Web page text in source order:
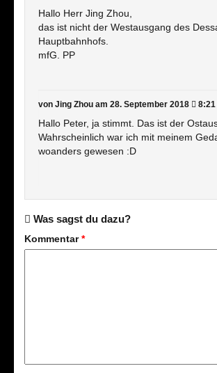
Hallo Herr Jing Zhou,
das ist nicht der Westausgang des
Hauptbahnhofs.
mfG. PP
von Jing Zhou am 28. September 2018
Hallo Peter, ja stimmt. Das ist der
Wahrscheinlich war ich mit meinem
woanders gewesen :D
Was sagst du dazu?
Kommentar*